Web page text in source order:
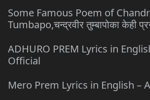
Some Famous Poem of
Tumbapo,चन्द्रवीर तुम्बापोका केही
ADHURO PREM Lyrics in
Official
Mero Prem Lyrics in English –